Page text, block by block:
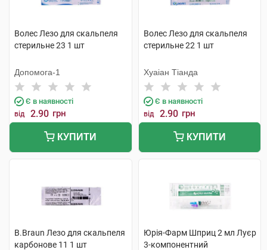
Волес Лезо для скальпеля
стерильне 23 1 шт
Допомога-1
Є в наявності
від 2.90 грн
КУПИТИ
Волес Лезо для скальпеля
стерильне 22 1 шт
Хуаіан Тіанда
Є в наявності
від 2.90 грн
КУПИТИ
B.Braun Лезо для скальпеля
карбонове 11 1 шт
Юрія-Фарм Шприц 2 мл Луєр
3-компонентний